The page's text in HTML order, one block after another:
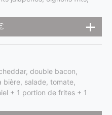
double bacon,
bière, salade, tomate,
+ 1 portion de frites + 1